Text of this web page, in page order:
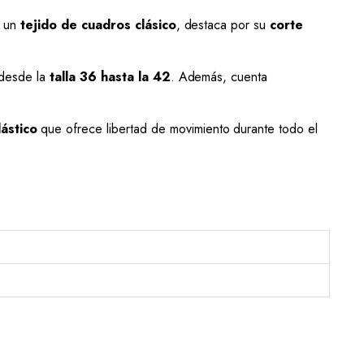
untejido de cuadros clásico, destaca por su corte
latalla 36 hasta la 42. Además, cuenta
que ofrece libertad de movimiento durante todo el